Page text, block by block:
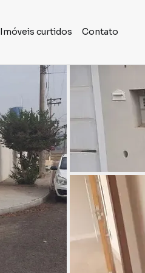
Imóveis curtidos Contato